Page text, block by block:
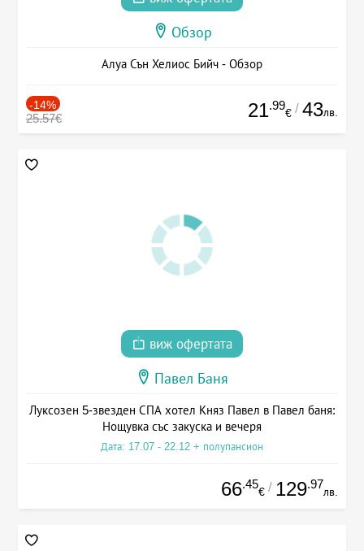
Обзор
Алуа Сън Хелиос Бийч - Обзор
-14%
25.57€ 21.99
€ / 43лв.
виж офертата
Павел Баня
Луксозен 5-звезден СПА хотел Княз Павел в Павел баня:
Нощувка със закуска и вечеря
Дата: 17.07 - 22.12 + полупансион
66.45
€ / 129.97
лв.